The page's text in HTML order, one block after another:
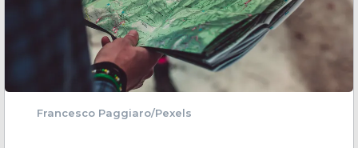
Francesco Paggiaro/Pexels